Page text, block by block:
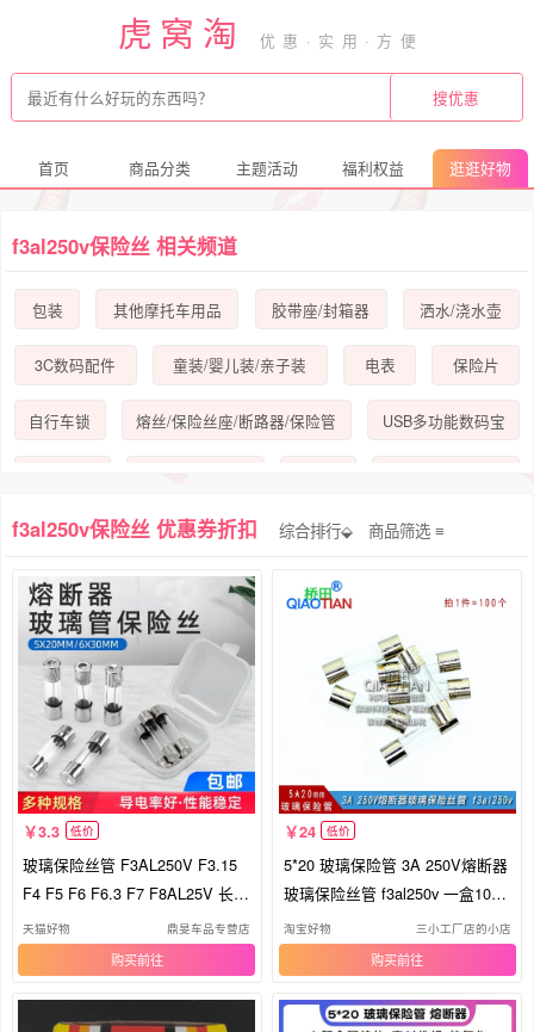
虎窝淘
首页 商品分类 主题活动 福利权益 逛逛好物
f3al250v保险丝 相关频道
包装 其他摩托车用品 胶带座/封箱器 洒水/浇水壶
3C数码配件 童装/婴儿装/亲子装 电表 保险片
自行车锁 熔丝/保险丝座/断路器/保险管 USB多功能数码宝
手表 配件 自行车/骑行装备/零配件 农用物资
农机/农具/农膜 低压熔断器
金属材料及制品 橡塑材料及制品 搬运/仓储/物流设备
标准件/零部件/工业耗材 金属罐/桶/瓶
塑料桶/塑料瓶/塑料罐 输送带/传送带
其他起重搬运设备 汽车零部件/养护/美容/维保
儿童装饰手表 苗木固定器/支撑器 低频连接器电缆组件
园艺用品/花园装饰/植物养护
f3al250v保险丝 优惠券折扣 综合排行⬙ 商品筛选
3.3 低价
玻璃保险丝管 F3AL250V F3.15
F4 F5 F6 F6.3 F7 F8AL25V 长2
厘米
天猫好物 鼎旻车品专营店
购买
24 低价
5*20 玻璃保险管 3A 250V熔断器
玻璃保险丝管 f3al250v 一盒100
只
淘宝好物 三小工厂店的小店
购买